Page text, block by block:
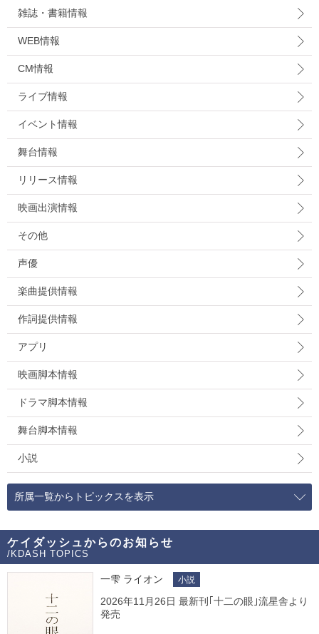
雑誌・書籍情報
WEB情報
CM情報
ライブ情報
イベント情報
舞台情報
リリース情報
映画出演情報
その他
声優
楽曲提供情報
作詞提供情報
アプリ
映画脚本情報
ドラマ脚本情報
舞台脚本情報
小説
所属一覧からトピックスを表示
ケイダッシュからのお知らせ
/KDASH TOPICS
一雫 ライオン 小説
2026年11月26日 最新刊｢十二の眼｣流星舎より
発売